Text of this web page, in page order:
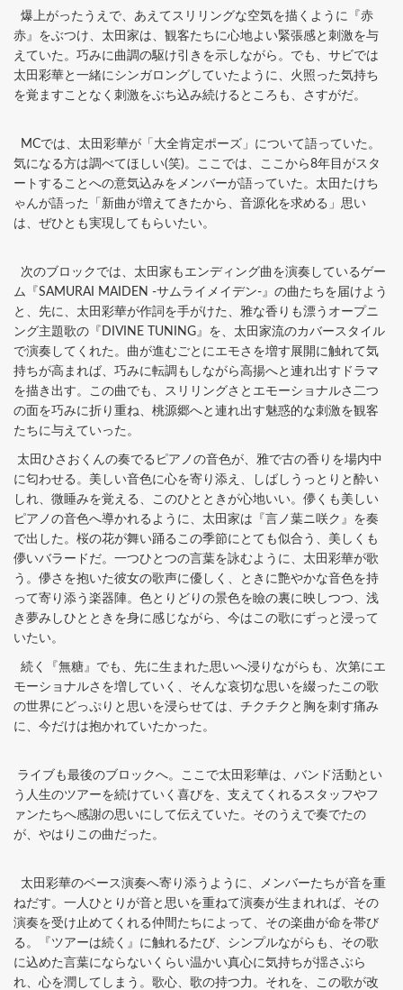
爆上がったうえで、あえてスリリングな空気を描くように『赤
赤』をぶつけ、太田家は、観客たちに心地よい緊張感と刺激を与
えていた。巧みに曲調の駆け引きを示しながら。でも、サビでは
太田彩華と一緒にシンガロングしていたように、火照った気持ち
を覚ますことなく刺激をぶち込み続けるところも、さすがだ。
MCでは、太田彩華が「大全肯定ポーズ」について語っていた。
気になる方は調べてほしい(笑)。ここでは、ここから8年目がスタ
ートすることへの意気込みをメンバーが語っていた。太田たけち
ゃんが語った「新曲が増えてきたから、音源化を求める」思い
は、ぜひとも実現してもらいたい。
次のブロックでは、太田家もエンディング曲を演奏しているゲー
ム『SAMURAI MAIDEN -サムライメイデン-』の曲たちを届けよう
と、先に、太田彩華が作詞を手がけた、雅な香りも漂うオープニ
ング主題歌の『DIVINE TUNING』を、太田家流のカバースタイル
で演奏してくれた。曲が進むごとにエモさを増す展開に触れて気
持ちが高まれば、巧みに転調もしながら高揚へと連れ出すドラマ
を描き出す。この曲でも、スリリングさとエモーショナルさ二つ
の面を巧みに折り重ね、桃源郷へと連れ出す魅惑的な刺激を観客
たちに与えていった。
太田ひさおくんの奏でるピアノの音色が、雅で古の香りを場内中
に匂わせる。美しい音色に心を寄り添え、しばしうっとりと酔い
しれ、微睡みを覚える、このひとときが心地いい。儚くも美しい
ピアノの音色へ導かれるように、太田家は『言ノ葉ニ咲ク』を奏
で出した。桜の花が舞い踊るこの季節にとても似合う、美しくも
儚いバラードだ。一つひとつの言葉を詠むように、太田彩華が歌
う。儚さを抱いた彼女の歌声に優しく、ときに艶やかな音色を持
って寄り添う楽器陣。色とりどりの景色を瞼の裏に映しつつ、浅
き夢みしひとときを身に感じながら、今はこの歌にずっと浸って
いたい。
続く『無糖』でも、先に生まれた思いへ浸りながらも、次第にエ
モーショナルさを増していく、そんな哀切な思いを綴ったこの歌
の世界にどっぷりと思いを浸らせては、チクチクと胸を刺す痛み
に、今だけは抱かれていたかった。
ライブも最後のブロックへ。ここで太田彩華は、バンド活動とい
う人生のツアーを続けていく喜びを、支えてくれるスタッフやフ
ァンたちへ感謝の思いにして伝えていた。そのうえで奏でたの
が、やはりこの曲だった。
太田彩華のベース演奏へ寄り添うように、メンバーたちが音を重
ねだす。一人ひとりが音と思いを重ねて演奏が生まれれば、その
演奏を受け止めてくれる仲間たちによって、その楽曲が命を帯び
る。『ツアーは続く』に触れるたび、シンプルながらも、その歌
に込めた言葉にならないくらい温かい真心に気持ちが揺さぶら
れ、心を潤してしまう。歌心、歌の持つ力。それを、この歌が改